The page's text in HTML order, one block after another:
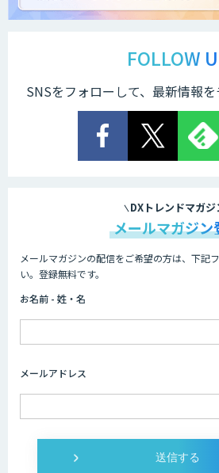
FOLLOW
SNSをフォローして、最新情報
DXトレンドマガジ
メールマガジン
メールマガジンの配信をご希望の方は、下記
い。登録無料です。
お名前 - 姓・名
メールアドレス